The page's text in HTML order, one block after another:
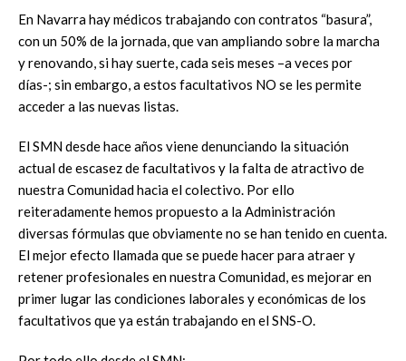
En Navarra hay médicos trabajando con contratos “basura”,
con un 50% de la jornada, que van ampliando sobre la marcha
y renovando, si hay suerte, cada seis meses –a veces por
días-; sin embargo, a estos facultativos NO se les permite
acceder a las nuevas listas.
El SMN desde hace años viene denunciando la situación
actual de escasez de facultativos y la falta de atractivo de
nuestra Comunidad hacia el colectivo. Por ello
reiteradamente hemos propuesto a la Administración
diversas fórmulas que obviamente no se han tenido en cuenta.
El mejor efecto llamada que se puede hacer para atraer y
retener profesionales en nuestra Comunidad, es mejorar en
primer lugar las condiciones laborales y económicas de los
facultativos que ya están trabajando en el SNS-O.